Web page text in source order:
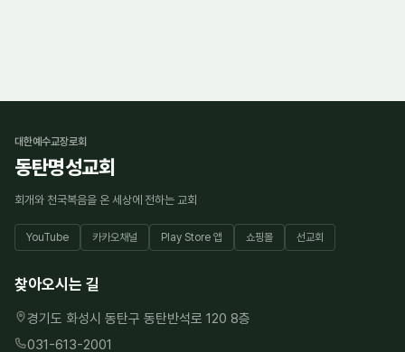
대한예수교장로회
동탄명성교회
회개와 천국복음을 온 세상에 전하는 교회
YouTube 카카오채널 Play Store 앱 쇼핑몰 선교회
찾아오시는 길
경기도 화성시 동탄구 동탄반석로 120 8층
031-613-2001